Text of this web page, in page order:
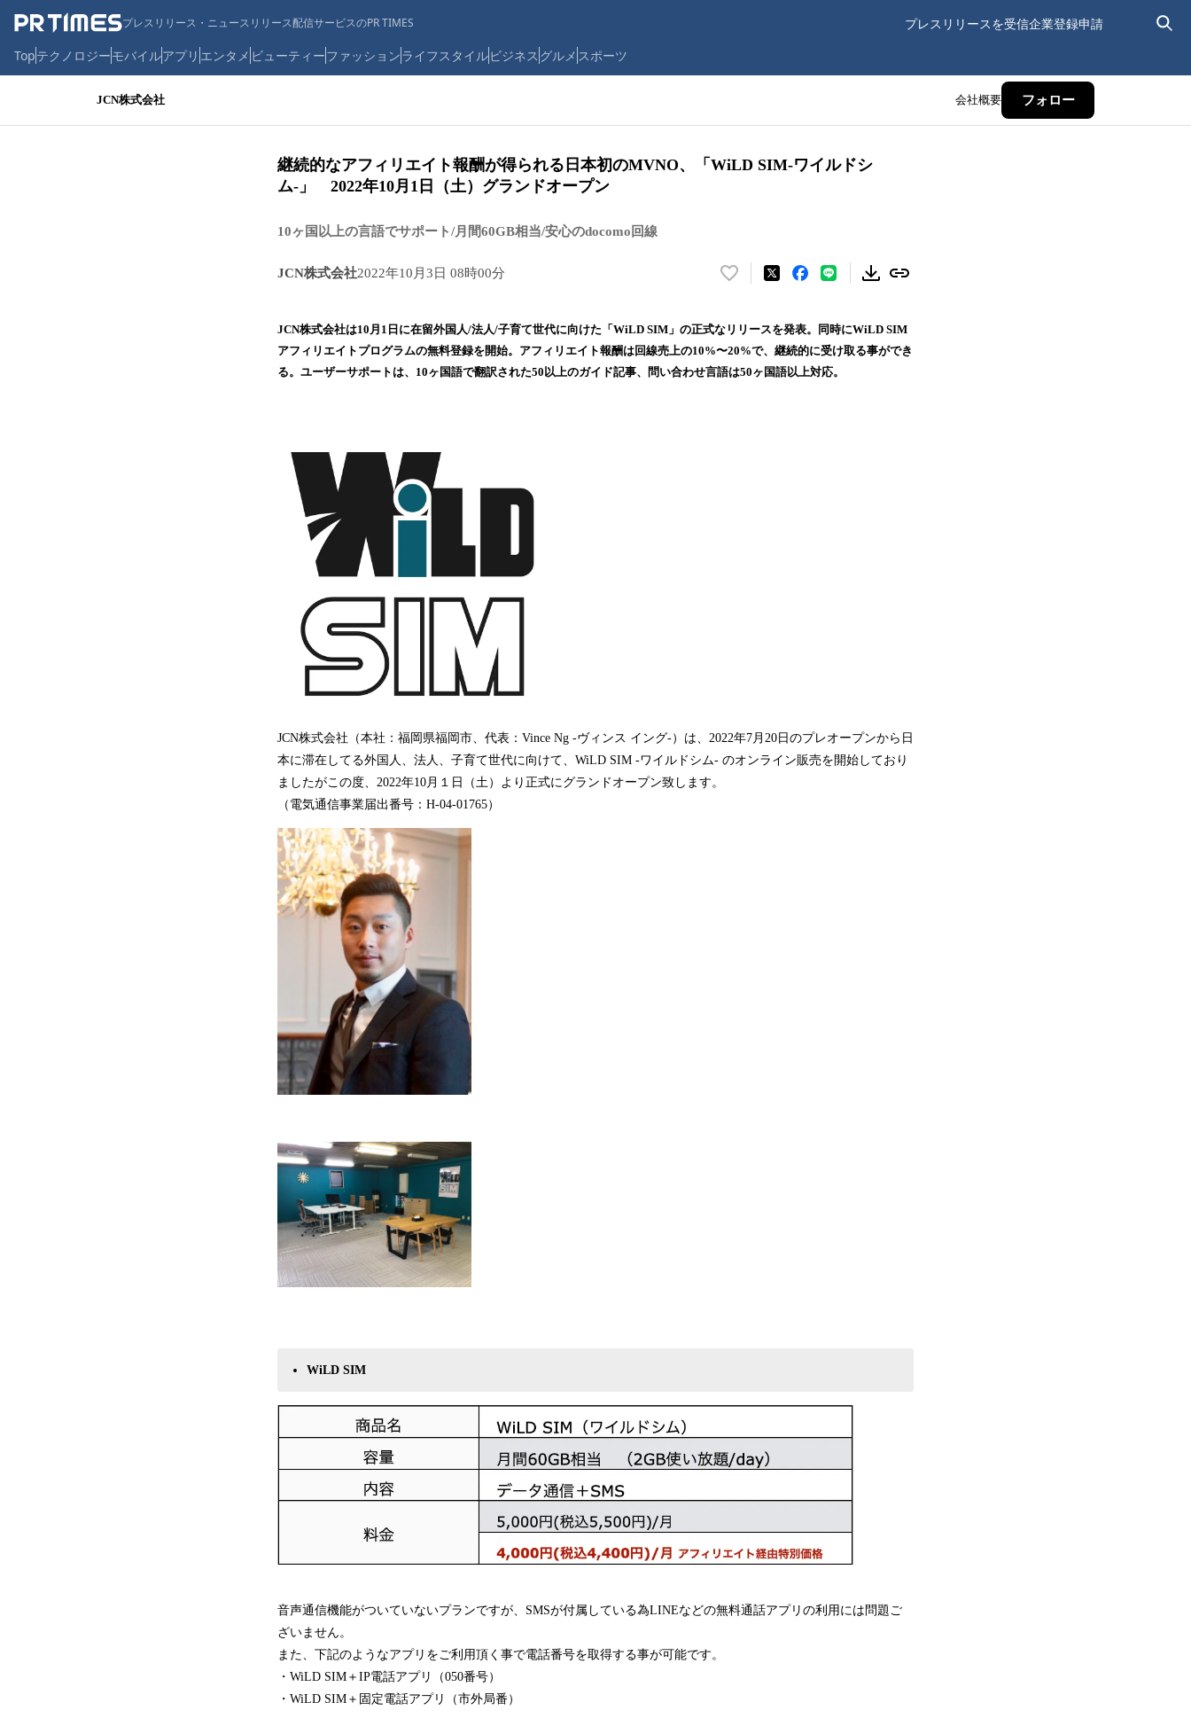
プレスリリース・ニュースリリース配信サービスのPR TIMES プレスリリースを受信企業登録申請
Topテクノロジーモバイルアプリ エンタメ ビューティーファッションライフスタイルビジネス グルメ スポーツ
JCN株式会社 会社概要 フォロー
継続的なアフィリエイト報酬が得られる日本初のMVNO、「WiLD SIM-ワイルドシ
ム-」 2022年10月1日（土）グランドオープン
10ヶ国以上の言語でサポート/月間60GB相当/安心のdocomo回線
JCN株式会社2022年10月3日 08時00分
い
！
数
を
JCN株式会社は10月1日に在留外国人/法人/子育て世代に向けた「WiLD SIM」の正式なリリースを発表。同時にWiLD SIM
アフィリエイトプログラムの無料登録を開始。アフィリエイト報酬は回線売上の10%〜20%で、継続的に受け取る事ができ
る。ユーザーサポートは、10ヶ国語で翻訳された50以上のガイド記事、問い合わせ言語は50ヶ国語以上対応。
JCN株式会社（本社：福岡県福岡市、代表：Vince Ng -ヴィンス イング-）は、2022年7月20日のプレオープンから日
本に滞在してる外国人、法人、子育て世代に向けて、WiLD SIM -ワイルドシム- のオンライン販売を開始しており
ましたがこの度、2022年10月１日（土）より正式にグランドオープン致します。
（電気通信事業届出番号：H-04-01765）
WiLD SIM
音声通信機能がついていないプランですが、SMSが付属している為LINEなどの無料通話アプリの利用には問題ご
ざいません。
また、下記のようなアプリをご利用頂く事で電話番号を取得する事が可能です。
・WiLD SIM＋IP電話アプリ（050番号）
・WiLD SIM＋固定電話アプリ（市外局番）